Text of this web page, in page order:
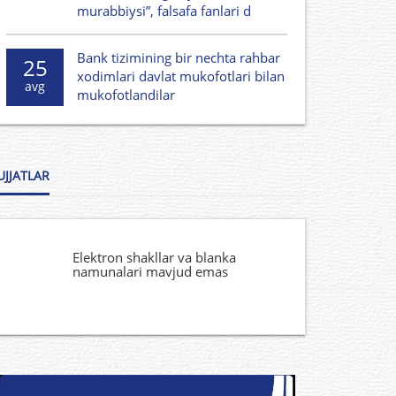
murabbiysi”, falsafa fanlari d
25
avg
Bank tizimining bir nechta rahbar
xodimlari davlat mukofotlari bilan
mukofotlandilar
Elektron shakllar va blanka
namunalari mavjud emas